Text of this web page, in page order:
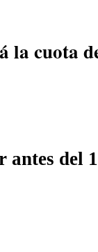
la cuota
del